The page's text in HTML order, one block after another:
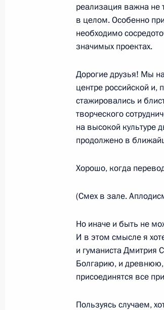
Визит в Молдавию
16 − 17 июня 2000 года
Встреча с
26 июля 2026 года
России
События
Структура
Видео и фото
Контакты
реализация важна не
в целом. Особенно
необходимо
значимых проектах.
Дорогие друзья! Мы
центре российской и,
стажировались и
творческого
на высокой культуре
продолжено в
Хорошо, когда
(Смех в зале.
Но иначе и быть не
И в этом смысле я
и гуманиста Дмитрия
Болгарию, и
присоединятся все
Пользуясь случаем,